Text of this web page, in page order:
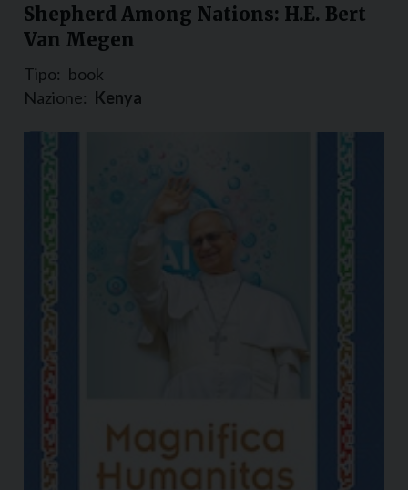
Shepherd Among Nations: H.E. Bert
Van Megen
Tipo: book
Nazione: Kenya